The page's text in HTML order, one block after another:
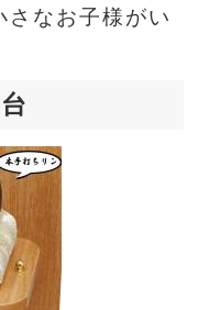
さなお子様がい